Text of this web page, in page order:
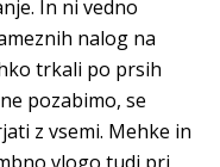
In ni vedno
nalog na
trkali po prsih
pozabimo, se
z vsemi. Mehke in